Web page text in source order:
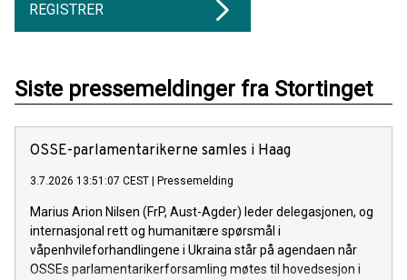
REGISTRER
Siste pressemeldinger fra Stortinget
OSSE-parlamentarikerne samles i Haag
3.7.2026 13:51:07 CEST Pressemelding
Marius Arion Nilsen (FrP, Aust-Agder) leder delegasjonen, og
internasjonal rett og humanitære spørsmål i
våpenhvileforhandlingene i Ukraina står på agendaen når
OSSEs parlamentarikerforsamling møtes til hovedsesjon i